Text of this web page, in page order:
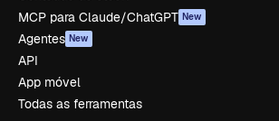
MCP para Claude/ChatGPT New
Agentes New
API
App móvel
Todas as ferramentas